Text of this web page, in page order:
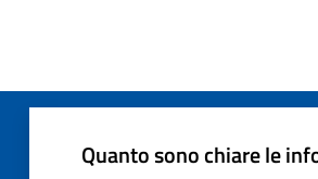
Quanto sono chiare le